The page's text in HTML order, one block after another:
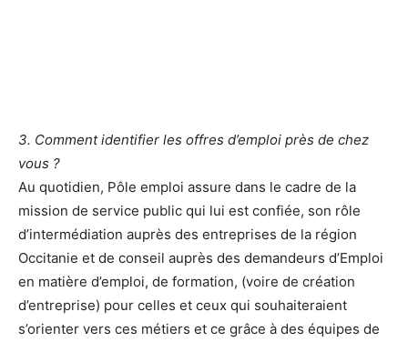
3. Comment identifier les offres d’emploi près de chez
vous ?
Au quotidien, Pôle emploi assure dans le cadre de la
mission de service public qui lui est confiée, son rôle
d’intermédiation auprès des entreprises de la région
Occitanie et de conseil auprès des demandeurs d’Emploi
en matière d’emploi, de formation, (voire de création
d’entreprise) pour celles et ceux qui souhaiteraient
s’orienter vers ces métiers et ce grâce à des équipes de